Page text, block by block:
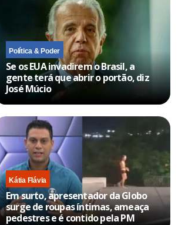
Política & Poder
Se os EUA invadirem o Brasil, a
gente terá que abrir o portão, diz
José Múcio
Kátia Flávia
Em surto, apresentador da Globo
surge de roupas íntimas, ameaça
pedestres e é contido pela PM